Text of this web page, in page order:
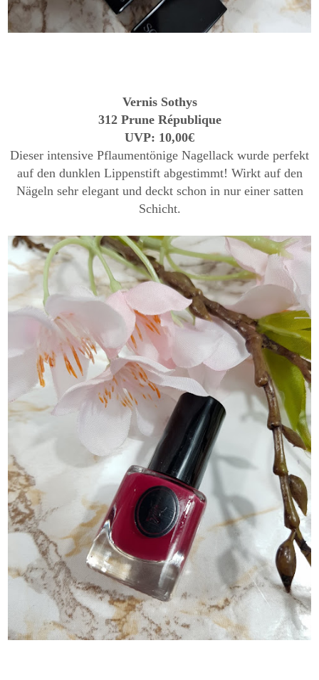
Vernis Sothys
312 Prune République
UVP: 10,00€
Dieser intensive Pflaumentönige Nagellack wurde perfekt
auf den dunklen Lippenstift abgestimmt! Wirkt auf den
Nägeln sehr elegant und deckt schon in nur einer satten
Schicht.